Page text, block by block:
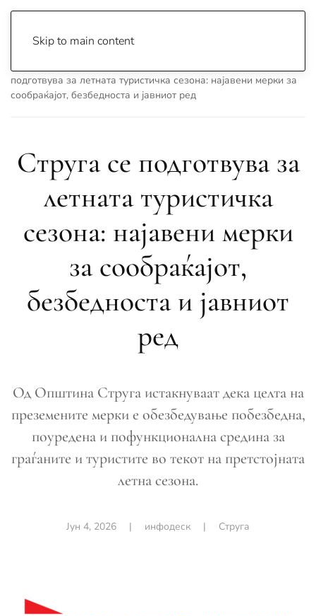
Skip to main content
подготвува за летната туристичка сезона: најавени мерки за
сообраќајот, безбедноста и јавниот ред
Струга се подготвува за
летната туристичка
сезона: најавени мерки
за сообраќајот,
безбедноста и јавниот
ред
Од Општина Струга истакнуваат дека целта на
преземените мерки е обезбедување побезбедна,
поуредена и пофункционална средина за
граѓаните и туристите во текот на претстојната
летна сезона.
Јун 4, 2026 | инфодеск | Струга